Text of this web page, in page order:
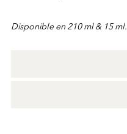
Disponible en 210 ml & 15 ml.